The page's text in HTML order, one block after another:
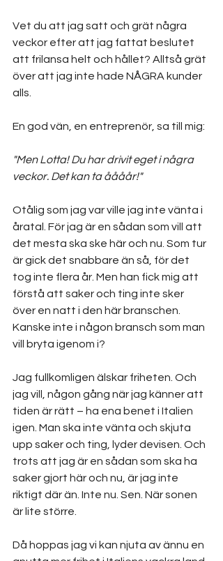
Vet du att jag satt och grät några
veckor efter att jag fattat beslutet
att frilansa helt och hållet? Alltså grät
över att jag inte hade NÅGRA kunder
alls.
En god vän, en entreprenör, sa till mig:
"Men Lotta! Du har drivit eget i några
veckor. Det kan ta åååår!"
Otålig som jag var ville jag inte vänta i
åratal. För jag är en sådan som vill att
det mesta ska ske här och nu. Som tur
är gick det snabbare än så, för det
tog inte flera år. Men han fick mig att
förstå att saker och ting inte sker
över en natt i den här branschen.
Kanske inte i någon bransch som man
vill bryta igenom i?
Jag fullkomligen älskar friheten. Och
jag vill, någon gång när jag känner att
tiden är rätt – ha ena benet i Italien
igen. Man ska inte vänta och skjuta
upp saker och ting, lyder devisen. Och
trots att jag är en sådan som ska ha
saker gjort här och nu, är jag inte
riktigt där än. Inte nu. Sen. När sonen
är lite större.
Då hoppas jag vi kan njuta av ännu en